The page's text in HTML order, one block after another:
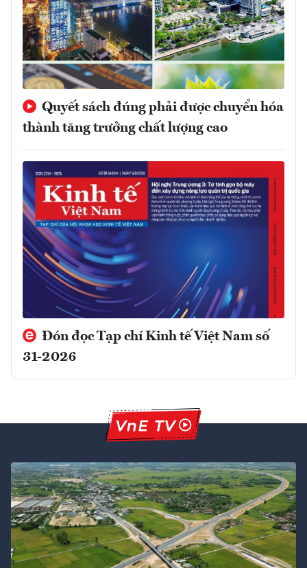
Quyết sách đúng phải được chuyển hóa
thành tăng trưởng chất lượng cao
Đón đọc Tạp chí Kinh tế Việt Nam số
31-2026